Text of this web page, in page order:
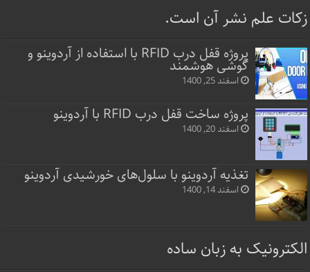
زکات علم نشر آن است.
پروژه قفل‌ درب RFID با استفاده از آردوینو و
گوشی هوشمند
اسفند 25, 1400
پروژه ساخت قفل‌ درب RFID با آردوینو
اسفند 20, 1400
تغذیه آردوینو با سلول‌های خورشیدی آردوینو
اسفند 14, 1400
الکترونیک به زبان ساده